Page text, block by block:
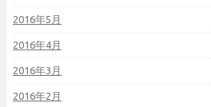
2016年5月
2016年4月
2016年3月
2016年2月